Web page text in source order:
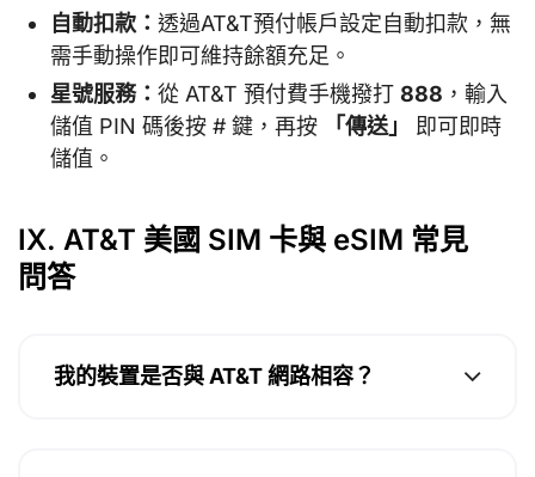
自動扣款： 透過AT&T預付帳戶設定自動扣款，無
需手動操作即可維持餘額充足。
星號服務： 從 AT&T 預付費手機撥打 888 ，輸入
儲值 PIN 碼後按 # 鍵，再按
「傳送」
即可即時
儲值。
IX. AT&T 美國 SIM 卡與 eSIM 常見
問答
我的裝置是否與 AT&T 網路相容？